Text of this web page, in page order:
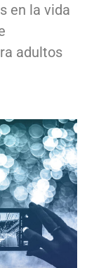
en la vida
adultos